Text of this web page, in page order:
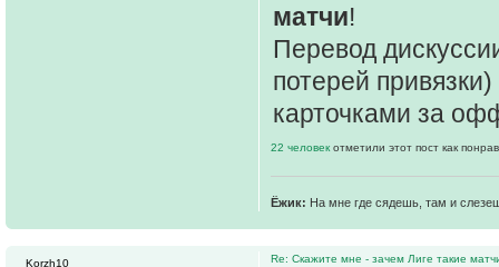
матчи!
Перевод
потерей
карточками за
22 человек отметили этот пост как
Ёжик: На мне где сядешь, там и
Re: Скажите мне - зачем Лиге такие
Korzh10